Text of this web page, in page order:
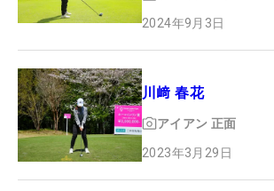
2024年9月3日
川﨑 春花
アイアン 正面
2023年3月29日